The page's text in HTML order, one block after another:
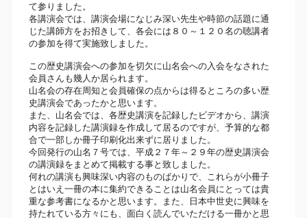
て参りました。
各講演会では、講演会場になじみ深い先生や時節の話題に通
じた講師方をお招きして、各会には８０～１２０名の聴講者
の参加を得て実施致しました。
この歴史講演会への参加を切欠に山名会への入会をなされた
会員さんも幾人か居られます。
山名会の存在周知と会員確保の点からは得るところの多い歴
史講演会であったかと思います。
また、山名会では、各歴史講演を記録したビデオから、講演
内容を記録した講演録を作成して居るのですが、予算的な都
合で一部しか冊子印刷化出来ずに居りました。
今回発行の山名７号では、平成２７年～２９年の歴史講演会
の講演録をまとめて掲載する事と致しました。
何れの講演も興味深い内容のものばかりで、これらが小冊子
とはいえ一冊の本に集約できることは山名会員にとっては貴
重な参考書になるかと思います。また、日本中世史に興味を
持たれている方々にも、面白く読んでいただける一冊かと思